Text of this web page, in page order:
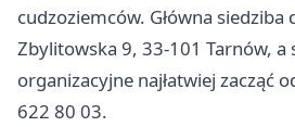
cudzoziemców. Główna siedziba
Zbylitowska 9, 33-101 Tarnów, a
organizacyjne najłatwiej zacząć
622 80 03.